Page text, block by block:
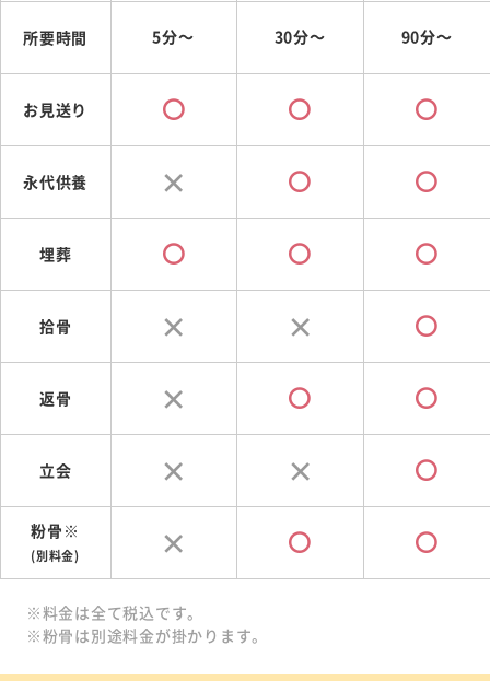
所要時間 5分～ 30分～ 90分～
お見送り
永代供養
埋葬
拾骨
返骨
立会
粉骨※
(別料金)
※料金は全て税込です。
※粉骨は別途料金が掛かります。